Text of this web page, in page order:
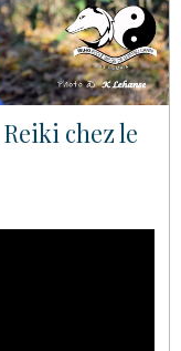
chez le